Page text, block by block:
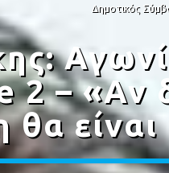
Δημοτικός
– «Αν
θα